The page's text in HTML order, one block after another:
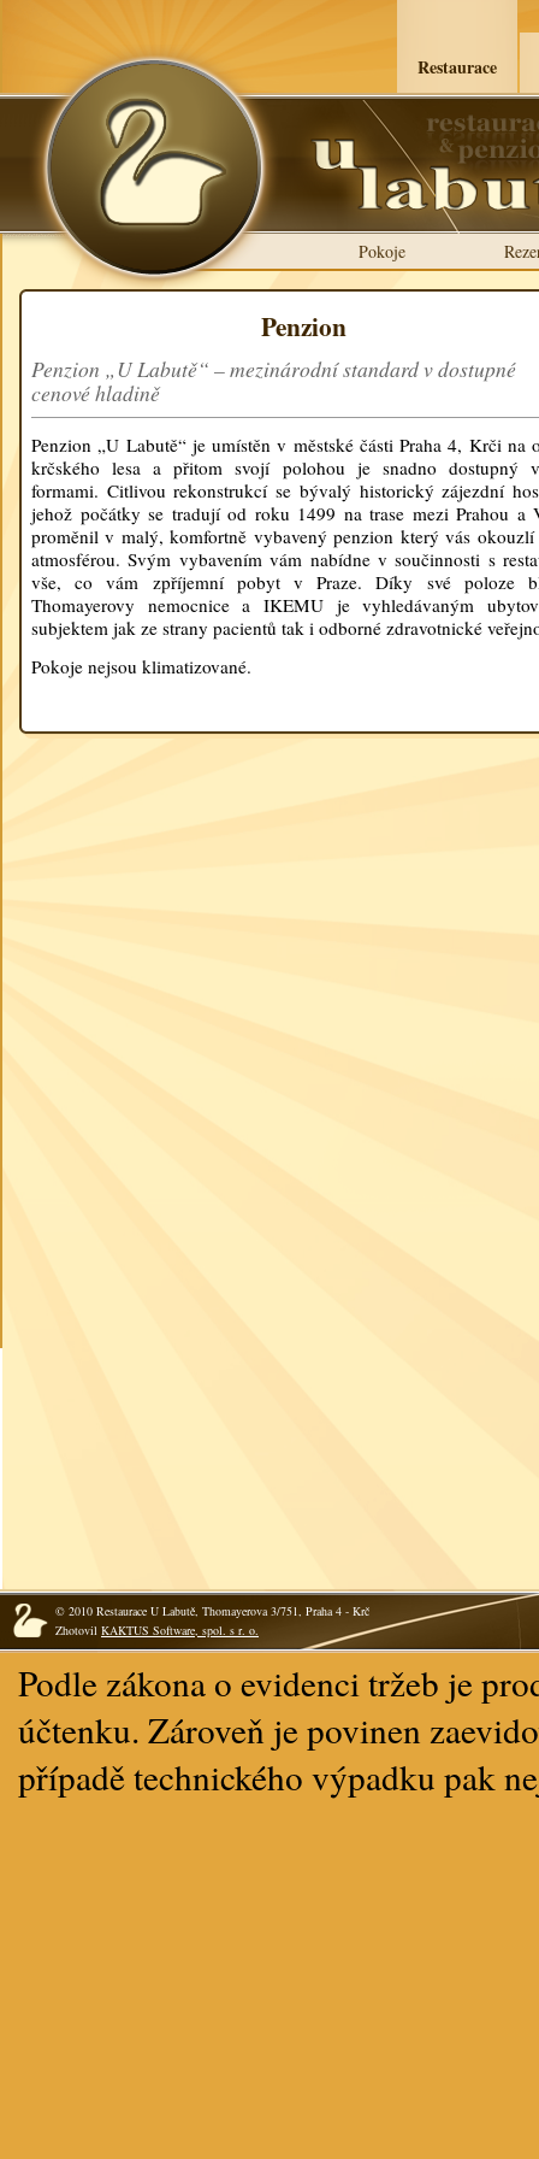
Restaurace
Pokoje
Penzion
Penzion „U Labutě“ – mezinárodní standard v dostupné
cenové hladině
Penzion „U Labutě“ je umístěn v městské části Praha 4, Krči na
krčského lesa a přitom svojí polohou je snadno dostupný
formami. Citlivou rekonstrukcí se bývalý historický zájezdní
jehož počátky se tradují od roku 1499 na trase mezi Prahou a
proměnil v malý, komfortně vybavený penzion který vás okouzlí
atmosférou. Svým vybavením vám nabídne v součinnosti s
vše, co vám zpříjemní pobyt v Praze. Díky své poloze
Thomayerovy nemocnice a IKEMU je vyhledávaným
subjektem jak ze strany pacientů tak i odborné zdravotnické
Pokoje nejsou klimatizované.
© 2010 Restaurace U Labutě, Thomayerova 3/751, Praha 4 - Krč
Zhotovil KAKTUS Software, spol. s r. o.
Podle zákona o evidenci tržeb je
účtenku. Zároveň je povinen
případě technického výpadku pak